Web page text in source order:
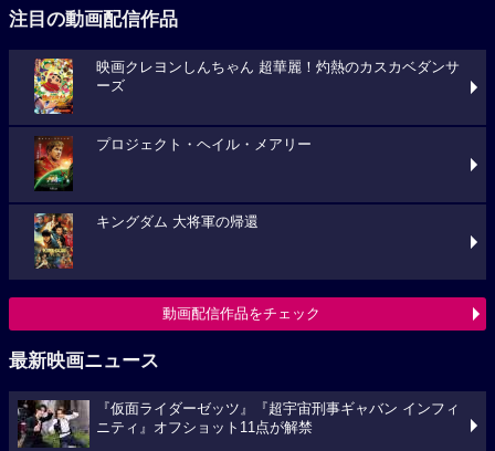
注目の動画配信作品
映画クレヨンしんちゃん 超華麗！灼熱のカスカベダンサ
ーズ
プロジェクト・ヘイル・メアリー
キングダム 大将軍の帰還
動画配信作品をチェック
最新映画ニュース
『仮面ライダーゼッツ』『超宇宙刑事ギャバン インフィ
ニティ』オフショット11点が解禁